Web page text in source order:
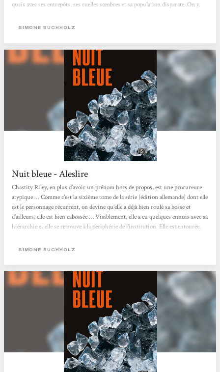
quais avec ses entrepôts, ses ruelles sombres et sa population disparate. On y
d’Italie, naturalisés ou non, plus quelques allemands de souche. Un peu plus
SIMONE BUCHHOLZ
Nuit bleue - Aleslire
Chastity Riley, en plus d’avoir un prénom hors de propos, est une procureure
atypique … Comme c’est la sixième tome de la série (édition allemande) dont elle
est le personnage récurrent, on devine qu’elle a déjà bien roulé sa bosse et
d’ailleurs, elle est bien cabossée … Visiblement, elle a eu quelques ennuis avec sa
hiérarchie et elle se retrouve à la périphérie de l’institution. Elle est entourée,
présent hiératique, qui sont ces béquilles...
SIMONE BUCHHOLZ